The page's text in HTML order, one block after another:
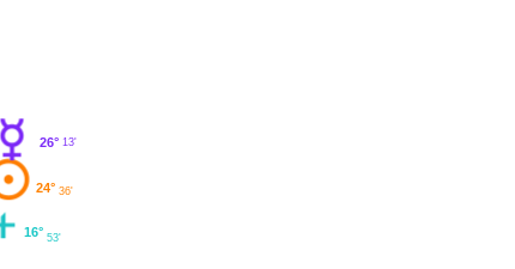
16° 53'
24° 36'
26° 13'